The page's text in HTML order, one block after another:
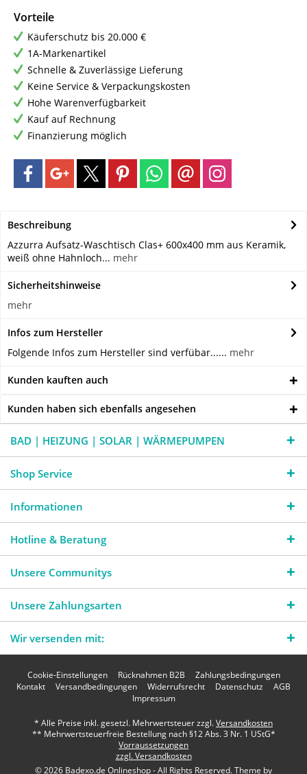
Vorteile
Käuferschutz bis 20.000 €
1A-Markenartikel
Schnelle & Zuverlässige Lieferung
Keine Service & Verpackungskosten
Hohe Warenverfügbarkeit
Kauf auf Rechnung
Finanzierung möglich
Beschreibung
Azzurra Aufsatz-Waschtisch Clas+ 600x400 mm aus Keramik,
weiß ohne Hahnloch... mehr
Sicherheitshinweise
mehr
Infos zum Hersteller
Folgende Infos zum Hersteller sind verfübar...... mehr
Kunden kauften auch
Kunden haben sich ebenfalls angesehen
BAD | HEIZUNG | SOLAR | WÄRMEPUMPEN
Shop Service
Informationen
Hotline & Beratung
Unsere Communitys
Unsere Zahlungsarten
Wir versenden mit:
Cookie-Einstellungen Rücknahmen B2B
Zahlungsbedingungen
Kontakt
Versandbedingungen Widerrufsrecht Datenschutz
AGB
Impressum
* Alle Preise inkl. gesetzl. Mehrwertsteuer zzgl.Versandkosten
** Mehrwertsteuerfreie Bestellung nach §12 Abs. 3 Nr. 1 UStG*
Vorraussetzungen
zzgl. Versandkosten
© 2026 Badexo.de Onlineshop - All Rights Reserved. Theme by